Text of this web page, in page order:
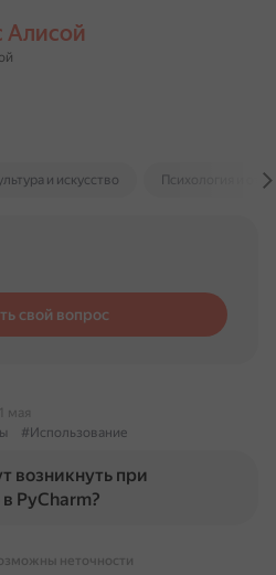
Алисой
и искусство Психология и
свой вопрос
мая
#Использование
возникнуть при
PyCharm?
неточности